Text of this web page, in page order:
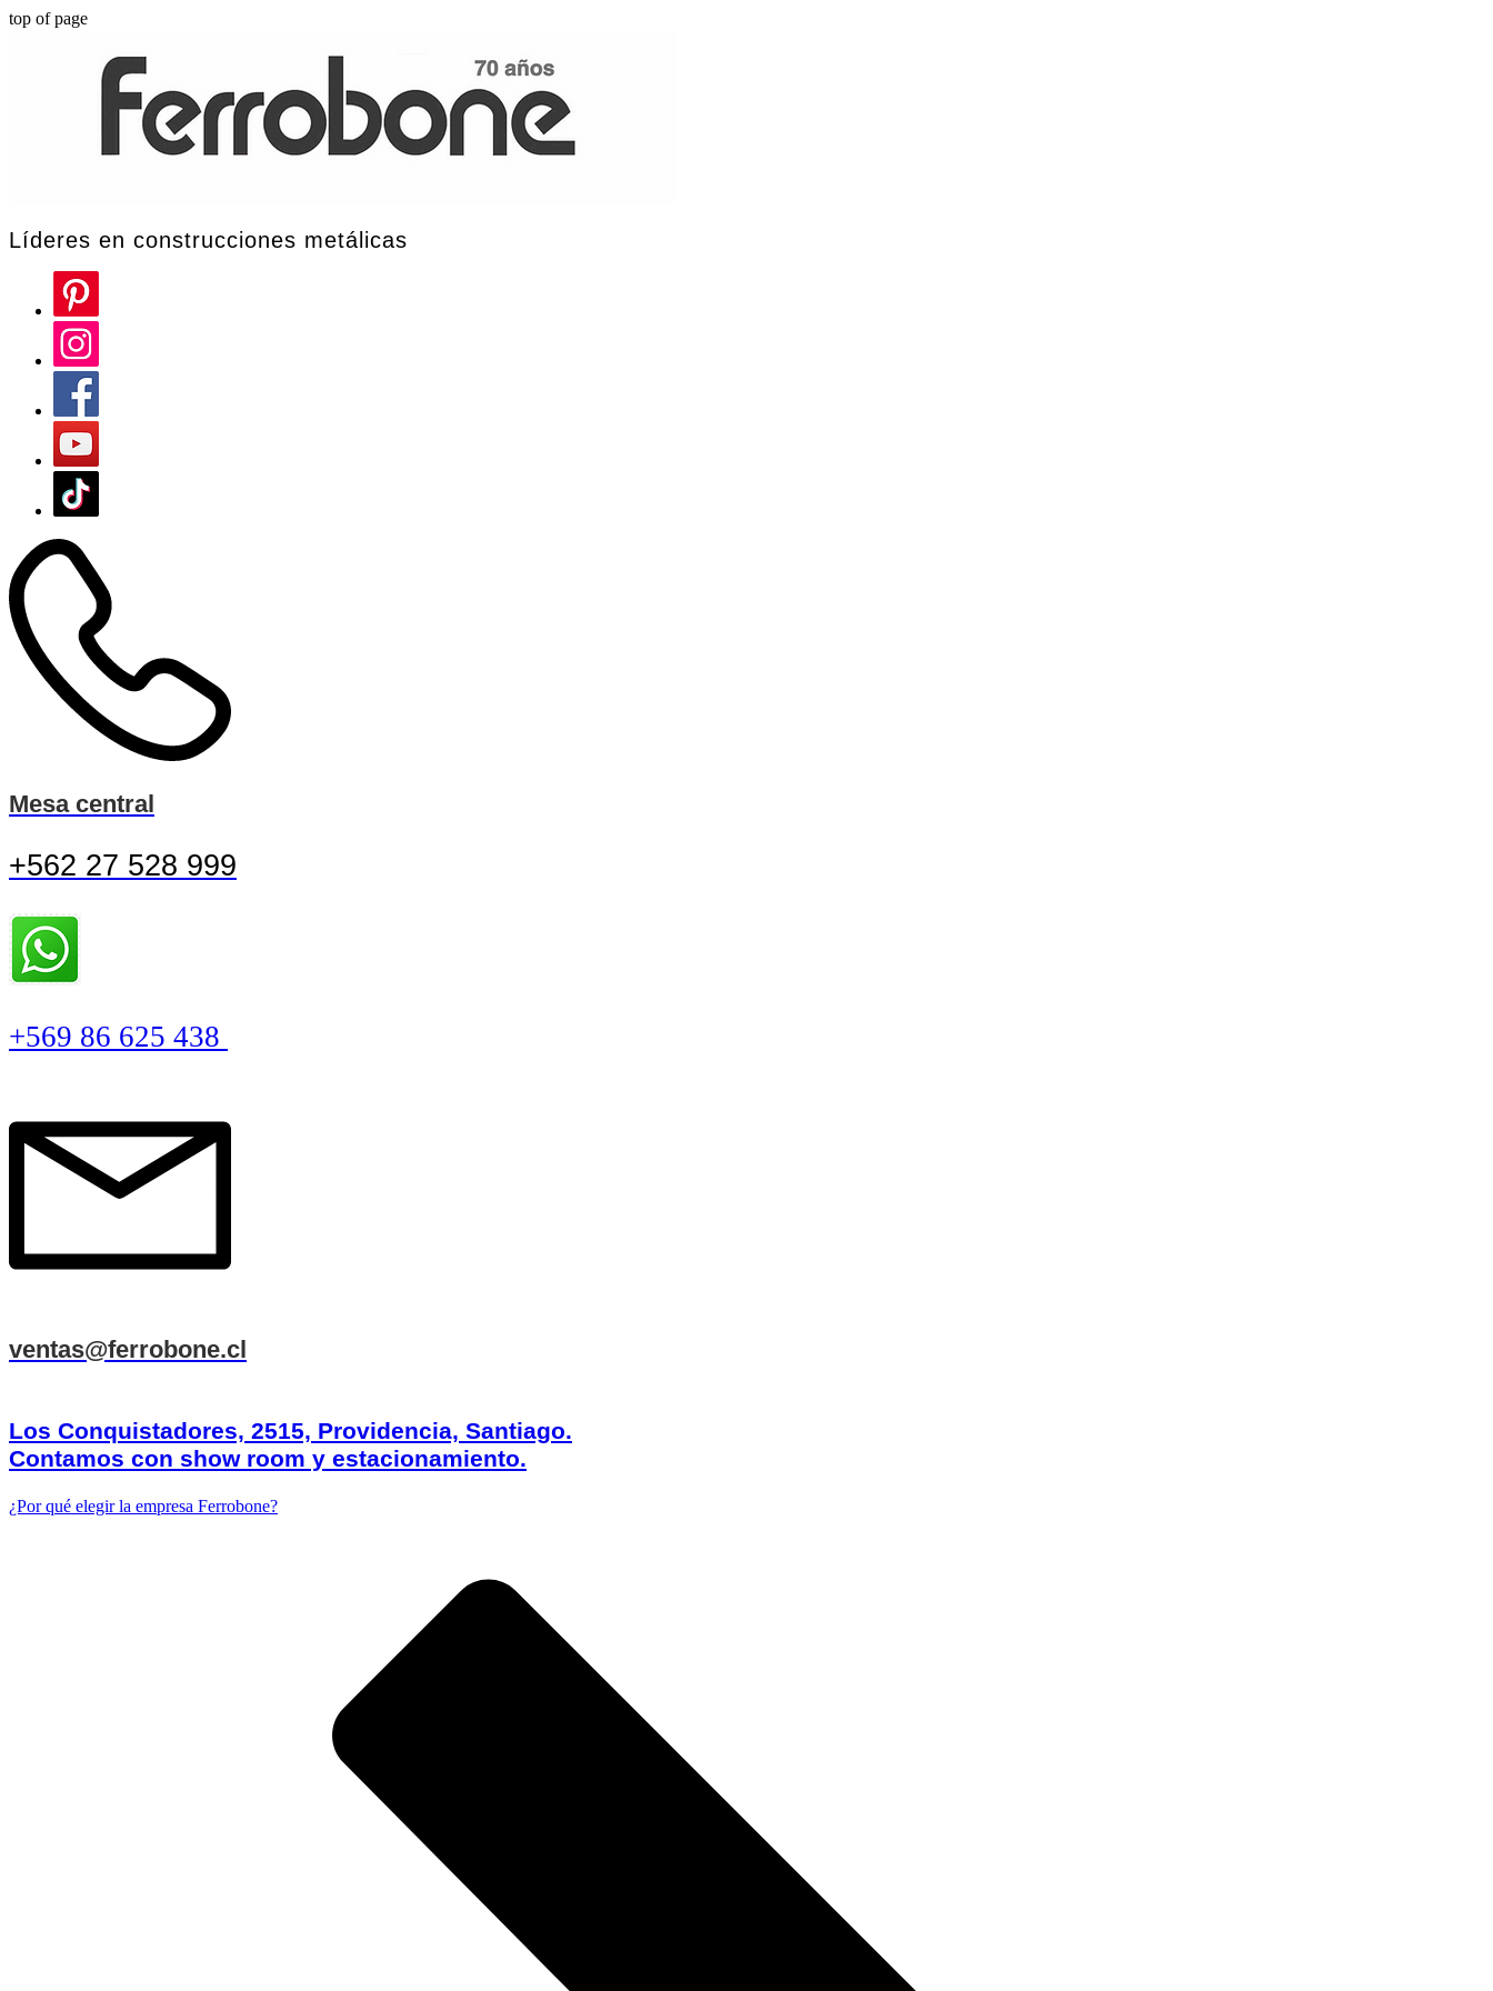
top of page
Líderes en construcciones metálicas
Mesa central
+562 27 528 999
+569 86 625 438
ventas@ferrobone.cl
Los Conquistadores, 2515, Providencia, Santiago.
Contamos con show room y estacionamiento.
¿Por qué elegir la empresa Ferrobone?